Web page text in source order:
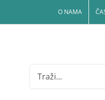
O NAMA
Search
for: